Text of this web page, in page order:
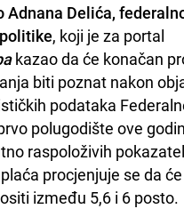
Adnana Delića,
, koji je za portal
kazao da će konačan
biti poznat nakon
podataka
polugodište ove
raspoloživih
procjenjuje se da
između 5,6 i 6 posto.